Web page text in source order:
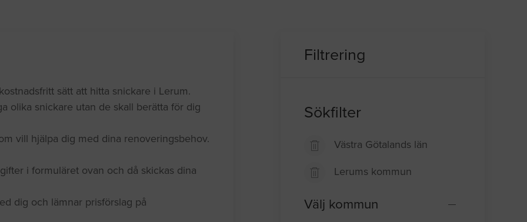
sätt att hitta snickare i Lerum.
olika snickare utan de skall berätta för dig
vill hjälpa dig med dina renoveringsbehov.
i formuläret ovan och då skickas dina
dig och lämnar prisförslag på
Filtrering
Sökfilter
Västra Götalands län
Lerums kommun
Välj kommun